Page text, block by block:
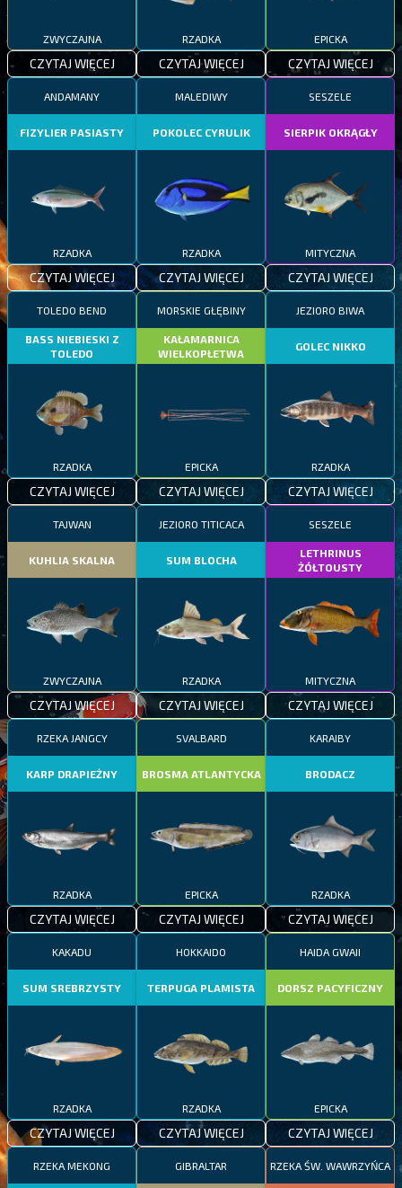
ZWYCZAJNA
CZYTAJ WIĘCEJ
RZADKA
CZYTAJ WIĘCEJ
EPICKA
CZYTAJ WIĘCEJ
ANDAMANY
FIZYLIER PASIASTY
RZADKA
CZYTAJ WIĘCEJ
MALEDIWY
POKOLEC CYRULIK
RZADKA
CZYTAJ WIĘCEJ
SESZELE
SIERPIK OKRĄGŁY
MITYCZNA
CZYTAJ WIĘCEJ
TOLEDO BEND
BASS NIEBIESKI Z
TOLEDO
RZADKA
CZYTAJ WIĘCEJ
MORSKIE GŁĘBINY
KAŁAMARNICA
WIELKOPŁETWA
EPICKA
CZYTAJ WIĘCEJ
JEZIORO BIWA
GOLEC NIKKO
RZADKA
CZYTAJ WIĘCEJ
TAJWAN
KUHLIA SKALNA
ZWYCZAJNA
CZYTAJ WIĘCEJ
JEZIORO TITICACA
SUM BLOCHA
RZADKA
CZYTAJ WIĘCEJ
SESZELE
LETHRINUS
ŻÓŁTOUSTY
MITYCZNA
CZYTAJ WIĘCEJ
RZEKA JANGCY
KARP DRAPIEŻNY
RZADKA
CZYTAJ WIĘCEJ
SVALBARD
BROSMA ATLANTYCKA
EPICKA
CZYTAJ WIĘCEJ
KARAIBY
BRODACZ
RZADKA
CZYTAJ WIĘCEJ
KAKADU
SUM SREBRZYSTY
RZADKA
CZYTAJ WIĘCEJ
HOKKAIDO
TERPUGA PLAMISTA
RZADKA
CZYTAJ WIĘCEJ
HAIDA GWAII
DORSZ PACYFICZNY
EPICKA
CZYTAJ WIĘCEJ
RZEKA MEKONG GIBRALTAR RZEKA ŚW. WAWRZYŃCA